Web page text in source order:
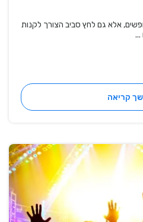
אלא גם לחץ סביב הצורך לקנות
קריאה